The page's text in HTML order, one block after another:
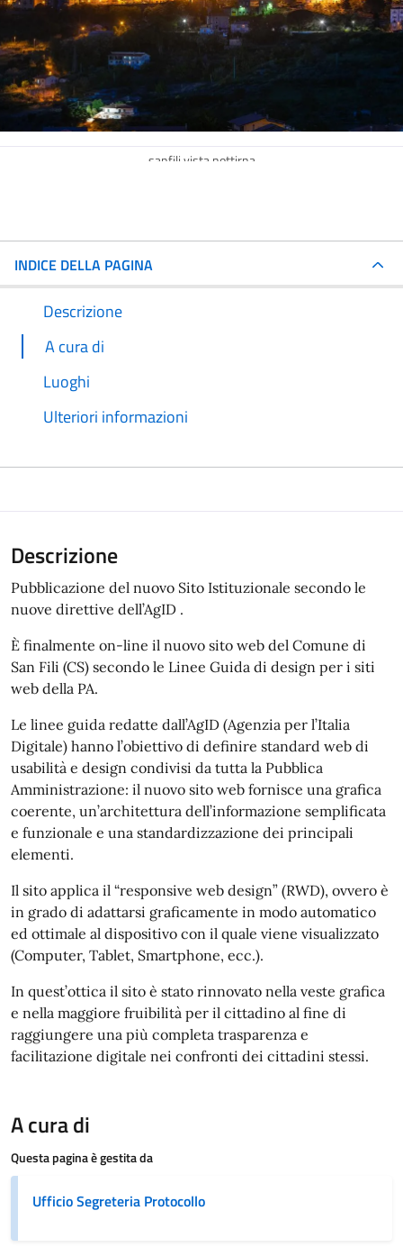
sanfili vista nottirna
INDICE DELLA PAGINA
Descrizione
A cura di
Luoghi
Ulteriori informazioni
Descrizione
Pubblicazione del nuovo Sito Istituzionale secondo le
nuove direttive dell’AgID .
È finalmente on-line il nuovo sito web del Comune di
San Fili (CS) secondo le Linee Guida di design per i siti
web della PA.
Le linee guida redatte dall’AgID (Agenzia per l’Italia
Digitale) hanno l’obiettivo di definire standard web di
usabilità e design condivisi da tutta la Pubblica
Amministrazione: il nuovo sito web fornisce una grafica
coerente, un’architettura dell’informazione semplificata
e funzionale e una standardizzazione dei principali
elementi.
Il sito applica il “responsive web design” (RWD), ovvero è
in grado di adattarsi graficamente in modo automatico
ed ottimale al dispositivo con il quale viene visualizzato
(Computer, Tablet, Smartphone, ecc.).
In quest’ottica il sito è stato rinnovato nella veste grafica
e nella maggiore fruibilità per il cittadino al fine di
raggiungere una più completa trasparenza e
facilitazione digitale nei confronti dei cittadini stessi.
A cura di
Questa pagina è gestita da
Ufficio Segreteria Protocollo